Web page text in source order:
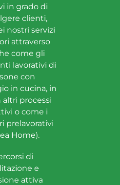
in grado di
clienti,
nostri servizi
attraverso
come gli
lavorativi di
con
in cucina, in
altri processi
o come i
prelavorativi
Home).
di
e
attiva